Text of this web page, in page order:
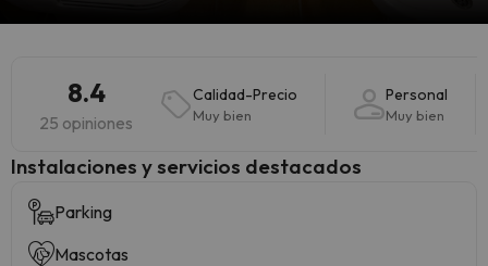
8.4
25 opiniones
Calidad-Precio
Muy bien
Personal
Muy bien
Instalaciones y servicios destacados
Parking
Mascotas